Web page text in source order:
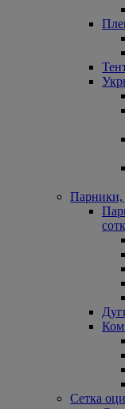
Парники,
Сетка